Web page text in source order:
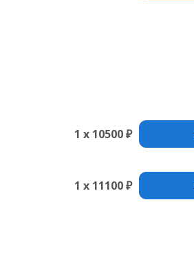
1 x 10500 ₽
1 x 11100 ₽